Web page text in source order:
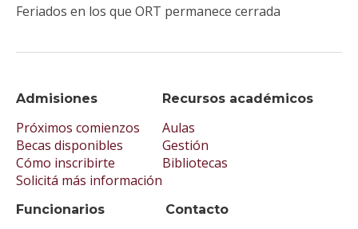
Admisiones
Próximos comienzos
Becas disponibles
Cómo inscribirte
Solicitá más información
Recursos académicos
Aulas
Gestión
Bibliotecas
Funcionarios Contacto
Feriados en los que ORT permanece cerrada